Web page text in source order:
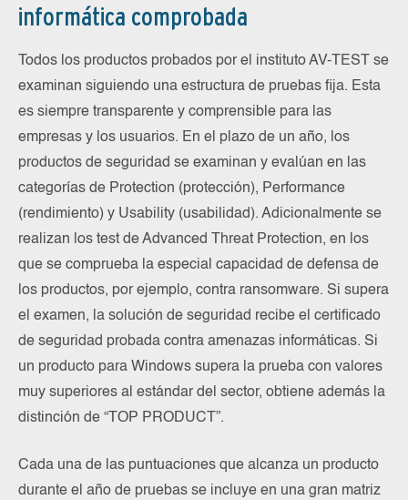
informática comprobada
Todos los productos probados por el instituto AV-TEST se
examinan siguiendo una estructura de pruebas fija. Esta
es siempre transparente y comprensible para las
empresas y los usuarios. En el plazo de un año, los
productos de seguridad se examinan y evalúan en las
categorías de Protection (protección), Performance
(rendimiento) y Usability (usabilidad). Adicionalmente se
realizan los test de Advanced Threat Protection, en los
que se comprueba la especial capacidad de defensa de
los productos, por ejemplo, contra ransomware. Si supera
el examen, la solución de seguridad recibe el certificado
de seguridad probada contra amenazas informáticas. Si
un producto para Windows supera la prueba con valores
muy superiores al estándar del sector, obtiene además la
distinción de “TOP PRODUCT”.
Cada una de las puntuaciones que alcanza un producto
durante el año de pruebas se incluye en una gran matriz